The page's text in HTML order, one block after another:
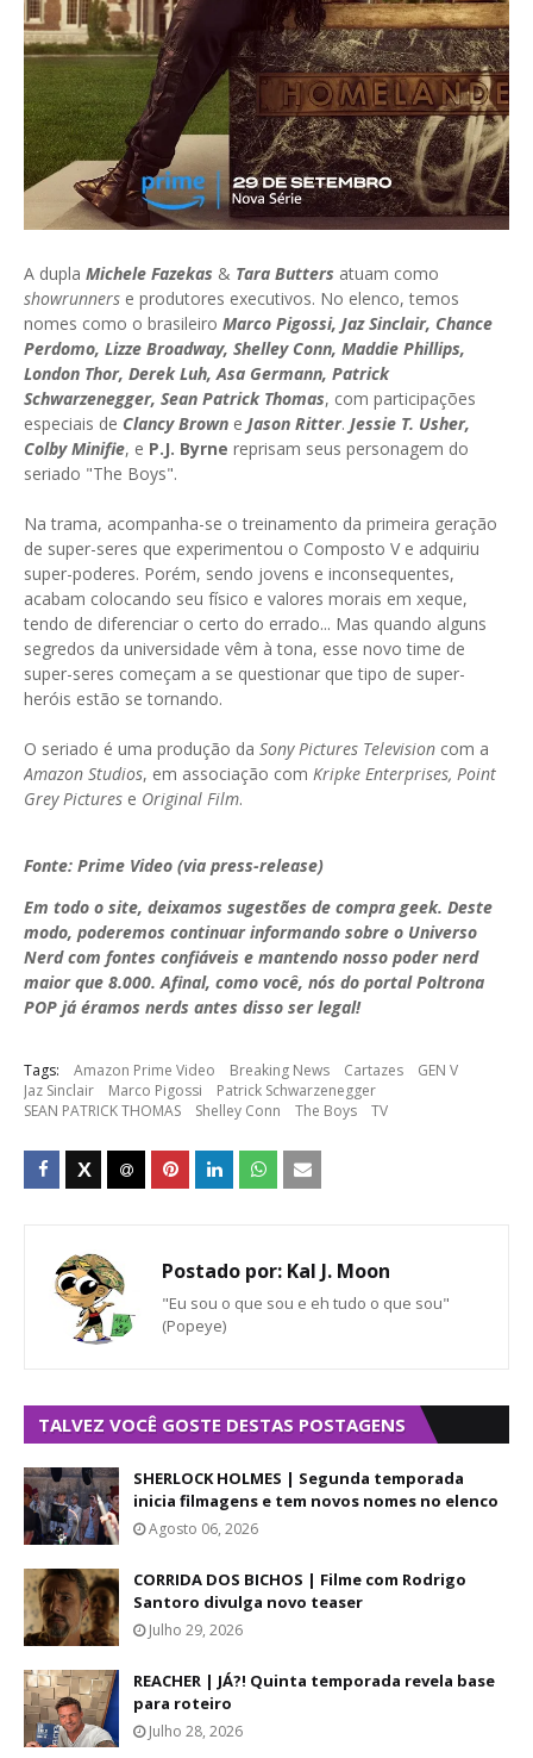
A dupla Michele Fazekas & Tara Butters atuam como
showrunners e produtores executivos. No elenco, temos
nomes como o brasileiro Marco Pigossi, Jaz Sinclair, Chance
Perdomo, Lizze Broadway, Shelley Conn, Maddie Phillips,
London Thor, Derek Luh, Asa Germann, Patrick
Schwarzenegger, Sean Patrick Thomas, com participações
especiais de Clancy Brown e Jason Ritter. Jessie T. Usher,
Colby Minifie, e P.J. Byrne reprisam seus personagem do
seriado "The Boys".
Na trama, acompanha-se o treinamento da primeira geração
de super-seres que experimentou o Composto V e adquiriu
super-poderes. Porém, sendo jovens e inconsequentes,
acabam colocando seu físico e valores morais em xeque,
tendo de diferenciar o certo do errado... Mas quando alguns
segredos da universidade vêm à tona, esse novo time de
super-seres começam a se questionar que tipo de super-
heróis estão se tornando.
O seriado é uma produção da Sony Pictures Television com a
Amazon Studios, em associação com Kripke Enterprises, Point
Grey Pictures e Original Film.
Fonte: Prime Video (via press-release)
Em todo o site, deixamos sugestões de compra geek. Deste
modo, poderemos continuar informando sobre o Universo
Nerd com fontes confiáveis e mantendo nosso poder nerd
maior que 8.000. Afinal, como você, nós do portal Poltrona
POP já éramos nerds antes disso ser legal!
Tags: Amazon Prime Video Breaking News Cartazes
GEN V
Jaz Sinclair
Marco Pigossi
Patrick Schwarzenegger
SEAN PATRICK THOMAS
Shelley Conn The Boys TV
Postado por: Kal J. Moon
"Eu sou o que sou e eh tudo o que sou"
(Popeye)
TALVEZ VOCÊ GOSTE DESTAS POSTAGENS
SHERLOCK HOLMES | Segunda temporada
inicia filmagens e tem novos nomes no elenco
Agosto 06, 2026
CORRIDA DOS BICHOS | Filme com Rodrigo
Santoro divulga novo teaser
Julho 29, 2026
REACHER | JÁ?! Quinta temporada revela base
para roteiro
Julho 28, 2026